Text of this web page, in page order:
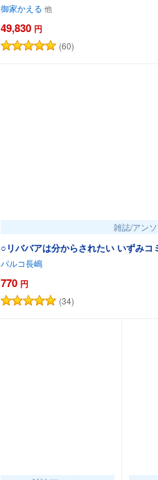
御家かえる
49,830 円
(60)
雑誌/アン
○リババアは分
パルコ長嶋
770 円
(34)